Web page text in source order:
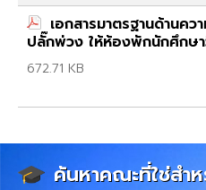
เอกสารมาตรฐานด้านค
ปลั๊กพ่วง ให้ห้องพักนักศึกษา
672.71 KB
ค้นหาคณะที่ใช่สำ